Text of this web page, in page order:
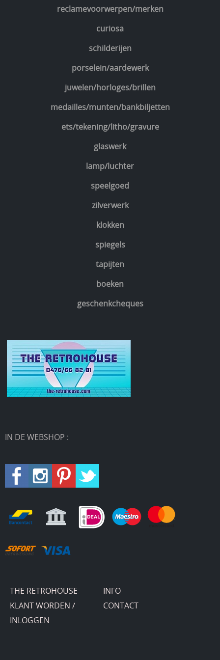
reclamevoorwerpen/merken
curiosa
schilderijen
porselein/aardewerk
juwelen/horloges/brillen
medailles/munten/bankbiljetten
ets/tekening/litho/gravure
glaswerk
lamp/luchter
speelgoed
zilverwerk
klokken
spiegels
tapijten
boeken
geschenkcheques
IN DE WEBSHOP :
THE RETROHOUSE
INFO
KLANT WORDEN /
INLOGGEN
CONTACT